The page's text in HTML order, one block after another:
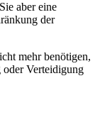
aber eine
der
mehr benötigen,
oder Verteidigung